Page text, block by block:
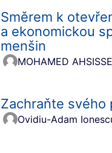
Směrem k
a ekonomickou
menšin
MOHAMED
Zachraňte svého
Ovidiu-Adam